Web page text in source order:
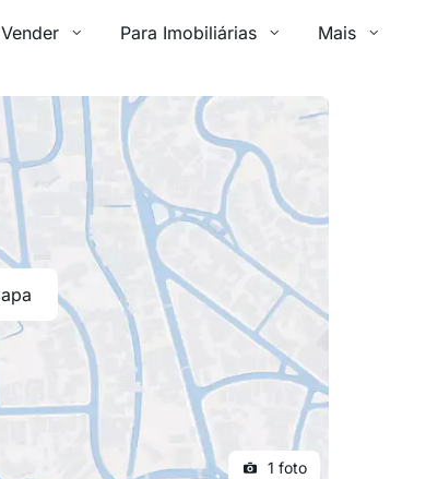
Vender Para Imobiliárias Mais
1 foto